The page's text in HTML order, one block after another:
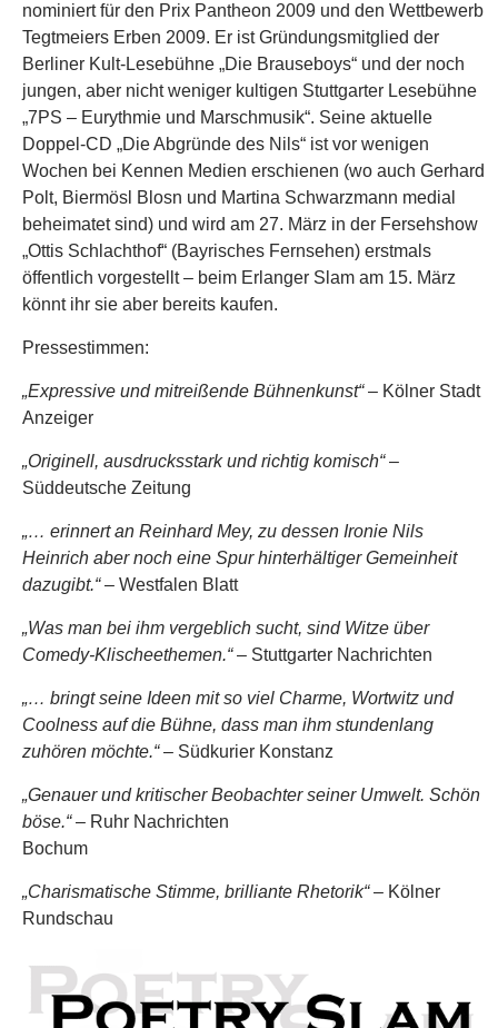
nominiert für den Prix Pantheon 2009 und den Wettbewerb
Tegtmeiers Erben 2009. Er ist Gründungsmitglied der
Berliner Kult-Lesebühne „Die Brauseboys“ und der noch
jungen, aber nicht weniger kultigen Stuttgarter Lesebühne
„7PS – Eurythmie und Marschmusik“. Seine aktuelle
Doppel-CD „Die Abgründe des Nils“ ist vor wenigen
Wochen bei Kennen Medien erschienen (wo auch Gerhard
Polt, Biermösl Blosn und Martina Schwarzmann medial
beheimatet sind) und wird am 27. März in der Fersehshow
„Ottis Schlachthof“ (Bayrisches Fernsehen) erstmals
öffentlich vorgestellt – beim Erlanger Slam am 15. März
könnt ihr sie aber bereits kaufen.
Pressestimmen:
„Expressive und mitreißende Bühnenkunst“– Kölner Stadt
Anzeiger
„Originell, ausdrucksstark und richtig komisch“–
Süddeutsche Zeitung
„… erinnert an Reinhard Mey, zu dessen Ironie Nils
Heinrich aber noch eine Spur hinterhältiger Gemeinheit
dazugibt.“– Westfalen Blatt
„Was man bei ihm vergeblich sucht, sind Witze über
Comedy-Klischeethemen.“– Stuttgarter Nachrichten
„… bringt seine Ideen mit so viel Charme, Wortwitz und
Coolness auf die Bühne, dass man ihm stundenlang
zuhören möchte.“– Südkurier Konstanz
„Genauer und kritischer Beobachter seiner Umwelt. Schön
böse.“– Ruhr Nachrichten
Bochum
„Charismatische Stimme, brilliante Rhetorik“– Kölner
Rundschau